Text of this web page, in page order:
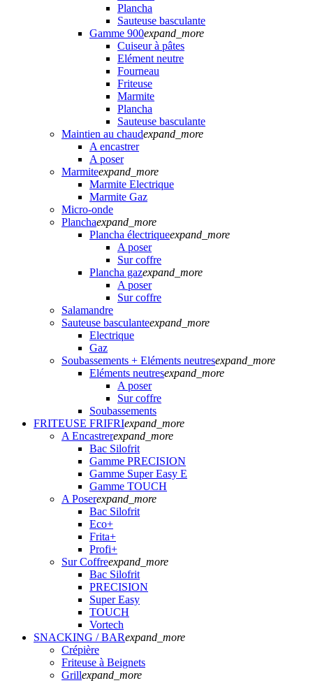
Plancha
Sauteuse basculante
Gamme 900expand_more
Cuiseur à pâtes
Elément neutre
Fourneau
Friteuse
Marmite
Plancha
Sauteuse basculante
Maintien au chaudexpand_more
A encastrer
A poser
Marmiteexpand_more
Marmite Electrique
Marmite Gaz
Micro-onde
Planchaexpand_more
Plancha électriqueexpand_more
A poser
Sur coffre
Plancha gazexpand_more
A poser
Sur coffre
Salamandre
Sauteuse basculanteexpand_more
Electrique
Gaz
Soubassements + Eléments neutresexpand_more
Eléments neutresexpand_more
A poser
Sur coffre
Soubassements
FRITEUSE FRIFRIexpand_more
A Encastrerexpand_more
Bac Silofrit
Gamme PRECISION
Gamme Super Easy E
Gamme TOUCH
A Poserexpand_more
Bac Silofrit
Eco+
Frita+
Profi+
Sur Coffreexpand_more
Bac Silofrit
PRECISION
Super Easy
TOUCH
Vortech
SNACKING / BARexpand_more
Crépière
Friteuse à Beignets
Grillexpand_more